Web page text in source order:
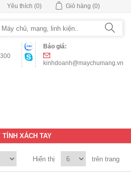
Yêu thích (0) Giỏ hàng (0)
Báo giá:
kinhdoanh@maychumang.vn
TÍNH XÁCH TAY
Hiển thị trên trang